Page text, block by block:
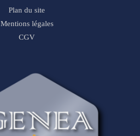
Plan du site
Mentions légales
CGV